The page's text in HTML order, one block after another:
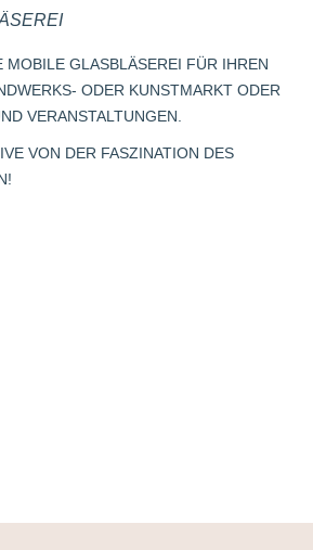
opens
in
new
window
MOBILE GLASBLÄSEREI FÜR IHREN
ODER KUNSTMARKT ODER
VERANSTALTUNGEN.
VON DER FASZINATION DES